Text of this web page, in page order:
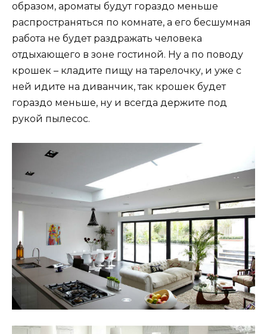
образом, ароматы будут гораздо меньше
распространяться по комнате, а его бесшумная
работа не будет раздражать человека
отдыхающего в зоне гостиной. Ну а по поводу
крошек – кладите пищу на тарелочку, и уже с
ней идите на диванчик, так крошек будет
гораздо меньше, ну и всегда держите под
рукой пылесос.